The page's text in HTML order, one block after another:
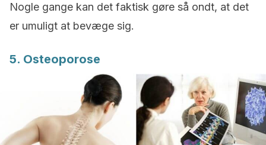
Nogle gange kan det faktisk gøre så ondt, at det
er umuligt at bevæge sig.
5. Osteoporose